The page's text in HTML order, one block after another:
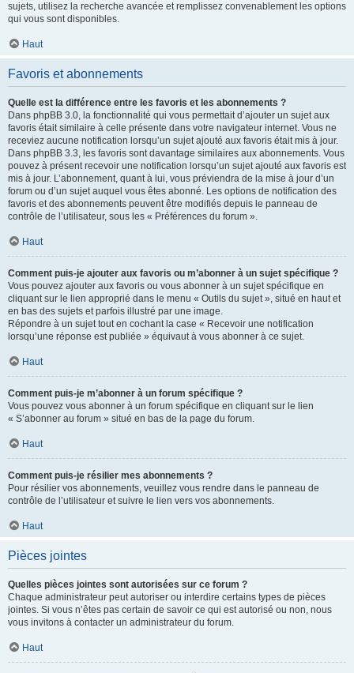
sujets, utilisez la recherche avancée et remplissez convenablement les options
qui vous sont disponibles.
Haut
Favoris et abonnements
Quelle est la différence entre les favoris et les abonnements ?
Dans phpBB 3.0, la fonctionnalité qui vous permettait d’ajouter un sujet aux
favoris était similaire à celle présente dans votre navigateur internet. Vous ne
receviez aucune notification lorsqu’un sujet ajouté aux favoris était mis à jour.
Dans phpBB 3.3, les favoris sont davantage similaires aux abonnements. Vous
pouvez à présent recevoir une notification lorsqu’un sujet ajouté aux favoris est
mis à jour. L’abonnement, quant à lui, vous préviendra de la mise à jour d’un
forum ou d’un sujet auquel vous êtes abonné. Les options de notification des
favoris et des abonnements peuvent être modifiés depuis le panneau de
contrôle de l’utilisateur, sous les « Préférences du forum ».
Haut
Comment puis-je ajouter aux favoris ou m’abonner à un sujet spécifique ?
Vous pouvez ajouter aux favoris ou vous abonner à un sujet spécifique en
cliquant sur le lien approprié dans le menu « Outils du sujet », situé en haut et
en bas des sujets et parfois illustré par une image.
Répondre à un sujet tout en cochant la case « Recevoir une notification
lorsqu’une réponse est publiée » équivaut à vous abonner à ce sujet.
Haut
Comment puis-je m’abonner à un forum spécifique ?
Vous pouvez vous abonner à un forum spécifique en cliquant sur le lien
« S’abonner au forum » situé en bas de la page du forum.
Haut
Comment puis-je résilier mes abonnements ?
Pour résilier vos abonnements, veuillez vous rendre dans le panneau de
contrôle de l’utilisateur et suivre le lien vers vos abonnements.
Haut
Pièces jointes
Quelles pièces jointes sont autorisées sur ce forum ?
Chaque administrateur peut autoriser ou interdire certains types de pièces
jointes. Si vous n’êtes pas certain de savoir ce qui est autorisé ou non, nous
vous invitons à contacter un administrateur du forum.
Haut